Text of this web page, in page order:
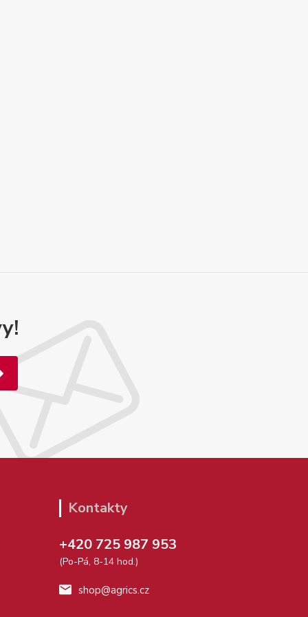
Kontakty
+420 725 987 953
(Po-Pá, 8-14 hod.)
shop@agrics.cz